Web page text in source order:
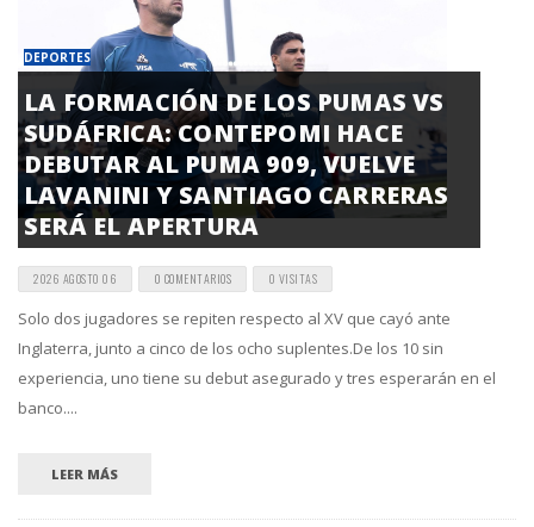
DEPORTES
LA FORMACIÓN DE LOS PUMAS VS
SUDÁFRICA: CONTEPOMI HACE
DEBUTAR AL PUMA 909, VUELVE
LAVANINI Y SANTIAGO CARRERAS
SERÁ EL APERTURA
2026 AGOSTO 06 0 COMENTARIOS 0 VISITAS
Solo dos jugadores se repiten respecto al XV que cayó ante
Inglaterra, junto a cinco de los ocho suplentes.De los 10 sin
experiencia, uno tiene su debut asegurado y tres esperarán en el
banco....
LEER MÁS